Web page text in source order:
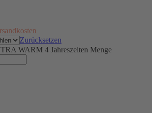
Zurücksetzen
WARM 4 Jahreszeiten Menge